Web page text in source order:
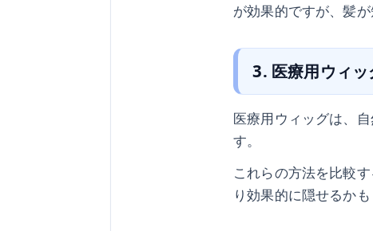
が効果的ですが、髪
3. 医療用ウィッ
医療用ウィッグは、
す。
これらの方法を比較
り効果的に隠せるかも